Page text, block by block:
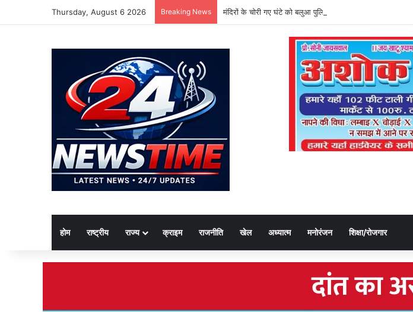
Thursday, August 6 2026 Breaking News मंदिरों के चोरी गए घंटे को बलुआ पुलिस ने किया बरामद, चोर गिरफ्तार
होम राष्ट्रीय राज्य क्राइम राजनीति खेल अध्यात्म मनोरंजन शिक्षा/रोजगार